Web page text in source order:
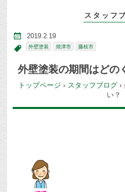
スタッフ
2019.2.19
外壁塗装 焼津市 藤枝市
外壁塗装の期間はどの
トップページ › スタッフブログ ›
い？